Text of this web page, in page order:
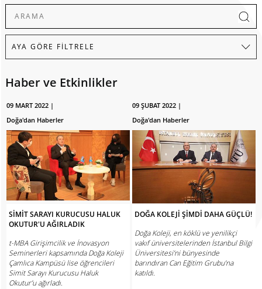
Haber ve Etkinlikler
09 MART 2022 |
Doğa'dan Haberler
SİMİT SARAYI KURUCUSU HALUK
OKUTUR'U AĞIRLADIK
t-MBA Girişimcilik ve İnovasyon
Seminerleri kapsamında Doğa Koleji
Çamlıca Kampüsü lise öğrencileri
Simit Sarayı Kurucusu Haluk
Okutur’u ağırladı.
09 ŞUBAT 2022 |
Doğa'dan Haberler
DOĞA KOLEJİ ŞİMDİ DAHA GÜÇLÜ!
Doğa Koleji, en köklü ve yenilikçi
vakıf üniversitelerinden İstanbul Bilgi
Üniversitesi’ni bünyesinde
barındıran Can Eğitim Grubu’na
katıldı.